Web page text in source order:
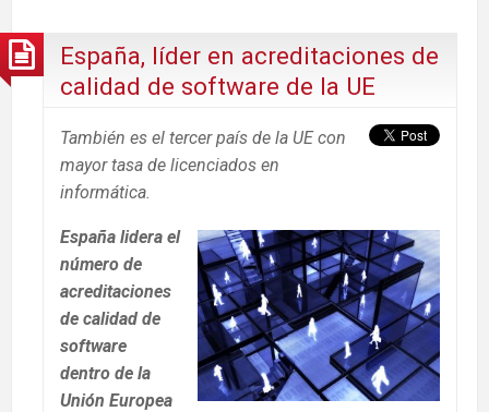
España, líder en acreditaciones de
calidad de software de la UE
También es el tercer país de la UE con
mayor tasa de licenciados en
informática.
España lidera el
número de
acreditaciones
de calidad de
software
dentro de la
Unión Europea